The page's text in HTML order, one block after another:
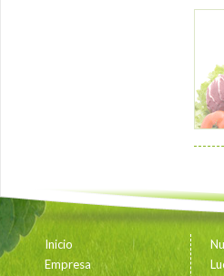
Inicio
Empresa